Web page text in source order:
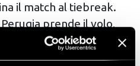
il match al tiebreak.
prende il volo,
che anche questa
27 punti, 6 ace, il 49%